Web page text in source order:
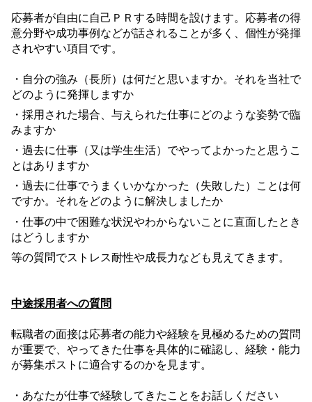
応募者が自由に自己ＰＲする時間を設けます。応募者の得
意分野や成功事例などが話されることが多く、個性が発揮
されやすい項目です。
・自分の強み（長所）は何だと思いますか。それを当社で
どのように発揮しますか
・採用された場合、与えられた仕事にどのような姿勢で臨
みますか
・過去に仕事（又は学生生活）でやってよかったと思うこ
とはありますか
・過去に仕事でうまくいかなかった（失敗した）ことは何
ですか。それをどのように解決しましたか
・仕事の中で困難な状況やわからないことに直面したとき
はどうしますか
等の質問でストレス耐性や成長力なども見えてきます。
中途採用者への質問
転職者の面接は応募者の能力や経験を見極めるための質問
が重要で、やってきた仕事を具体的に確認し、経験・能力
が募集ポストに適合するのかを見ます。
・あなたが仕事で経験してきたことをお話しください